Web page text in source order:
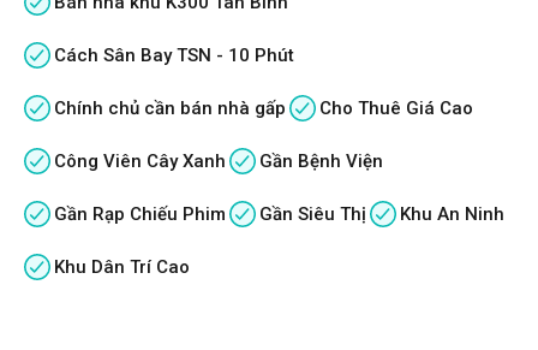
Cách Sân Bay TSN - 10 Phút
Chính chủ cần bán nhà gấp Cho Thuê Giá Cao
Công Viên Cây Xanh Gần Bệnh Viện
Gần Rạp Chiếu Phim Gần Siêu Thị Khu An Ninh
Khu Dân Trí Cao